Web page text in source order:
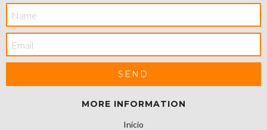
MORE INFORMATION
Inicio